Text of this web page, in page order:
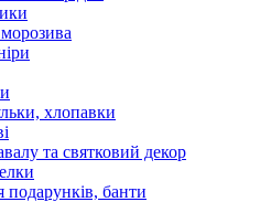
хлопавки
та святковий декор
подарунків, банти